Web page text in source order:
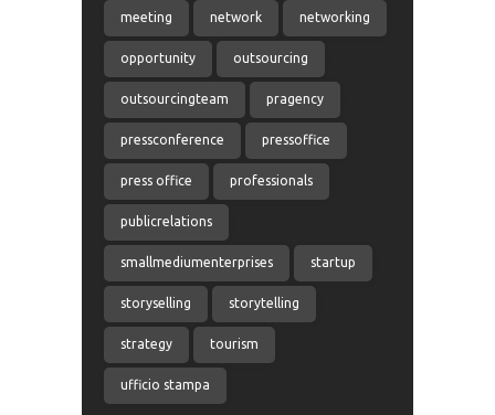
meeting network networking
opportunity outsourcing
outsourcingteam pragency
pressconference pressoffice
press office professionals
publicrelations
smallmediumenterprises startup
storyselling storytelling
strategy tourism
ufficio stampa